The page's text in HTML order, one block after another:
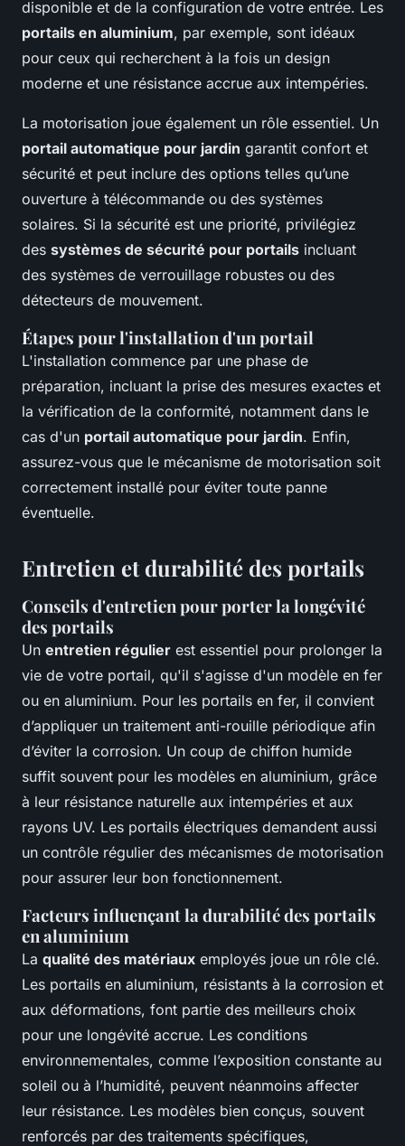
disponible et de la configuration de votre entrée. Les
portails en aluminium, par exemple, sont idéaux
pour ceux qui recherchent à la fois un design
moderne et une résistance accrue aux intempéries.
La motorisation joue également un rôle essentiel. Un
portail automatique pour jardin garantit confort et
sécurité et peut inclure des options telles qu’une
ouverture à télécommande ou des systèmes
solaires. Si la sécurité est une priorité, privilégiez
des systèmes de sécurité pour portails incluant
des systèmes de verrouillage robustes ou des
détecteurs de mouvement.
Étapes pour l'installation d'un portail
L'installation commence par une phase de
préparation, incluant la prise des mesures exactes et
la vérification de la conformité, notamment dans le
cas d'un portail automatique pour jardin. Enfin,
assurez-vous que le mécanisme de motorisation soit
correctement installé pour éviter toute panne
éventuelle.
Entretien et durabilité des portails
Conseils d'entretien pour porter la longévité
des portails
Un entretien régulier est essentiel pour prolonger la
vie de votre portail, qu'il s'agisse d'un modèle en fer
ou en aluminium. Pour les portails en fer, il convient
d’appliquer un traitement anti-rouille périodique afin
d’éviter la corrosion. Un coup de chiffon humide
suffit souvent pour les modèles en aluminium, grâce
à leur résistance naturelle aux intempéries et aux
rayons UV. Les portails électriques demandent aussi
un contrôle régulier des mécanismes de motorisation
pour assurer leur bon fonctionnement.
Facteurs influençant la durabilité des portails
en aluminium
La qualité des matériaux employés joue un rôle clé.
Les portails en aluminium, résistants à la corrosion et
aux déformations, font partie des meilleurs choix
pour une longévité accrue. Les conditions
environnementales, comme l’exposition constante au
soleil ou à l’humidité, peuvent néanmoins affecter
leur résistance. Les modèles bien conçus, souvent
renforcés par des traitements spécifiques,